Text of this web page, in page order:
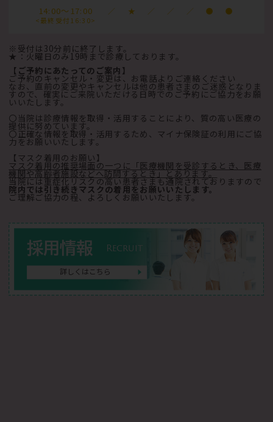
14:00～17:00
<最終受付16:30>
★ ● ●
※受付は30分前に終了します。
★：火曜日のみ19時まで診療しております。
【ご予約にあたってのご案内】
ご予約のキャンセル・変更は、お電話よりご連絡ください
なお、直前の変更やキャンセルは他の患者さまのご迷惑となりま
すので、確実にご来院いただける日時でのご予約にご協力をお願
いいたします。
〇当院は診療情報を取得・活用することにより、質の高い医療の
提供に努めています。
〇正確な情報を取得・活用するため、マイナ保険証の利用にご協
力をお願いいたします。
【マスク着用のお願い】
マスク着用の推奨場面の一つに「医療機関を受診するとき、医療
機関や高齢者施設などへ訪問するとき」とあります。
当院には重症化リスクの高い患者さまも通院されておりますので
院内では引き続きマスクの着用をお願いいたします。
ご理解ご協力の程、よろしくお願いいたします。
採用情報 Recruit
詳しくはこちら